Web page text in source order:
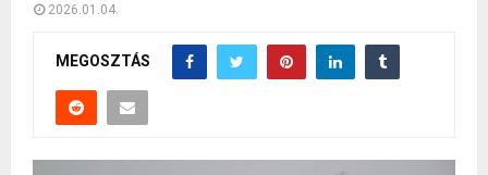
2026.01.04.
MEGOSZTÁS